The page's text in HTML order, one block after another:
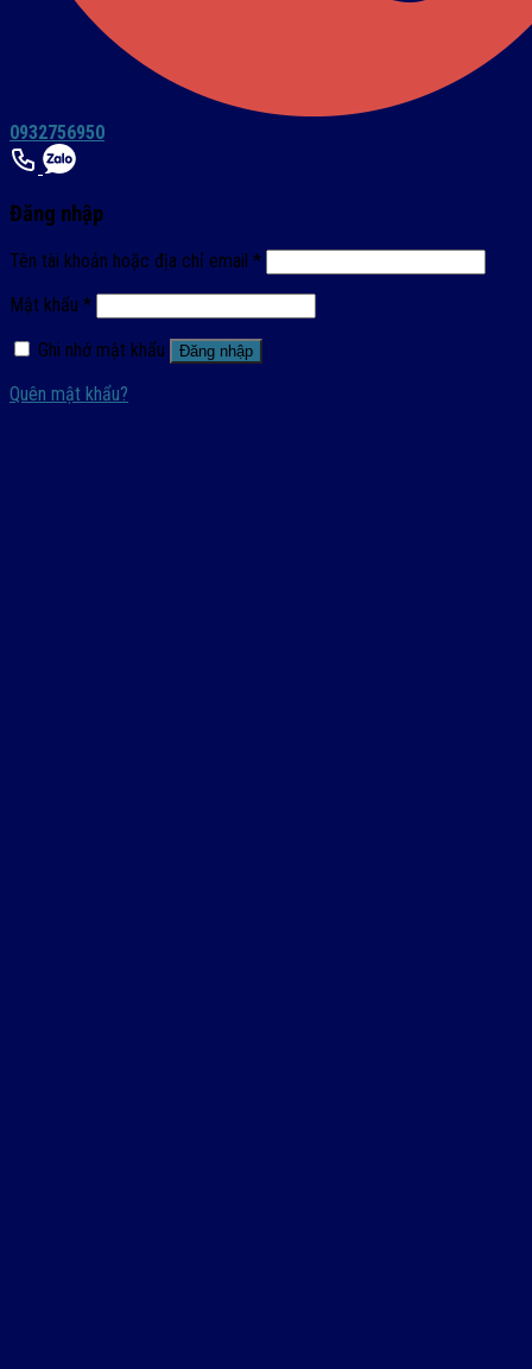
0932756950
Đăng nhập
Tên tài khoản hoặc địa chỉ email *
Mật khẩu *
Ghi nhớ mật khẩu
Đăng nhập
Quên mật khẩu?